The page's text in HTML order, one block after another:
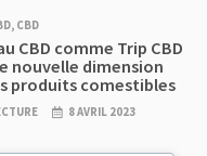
, CBD
CBD comme Trip CBD
nouvelle dimension
produits comestibles
8 AVRIL 2023